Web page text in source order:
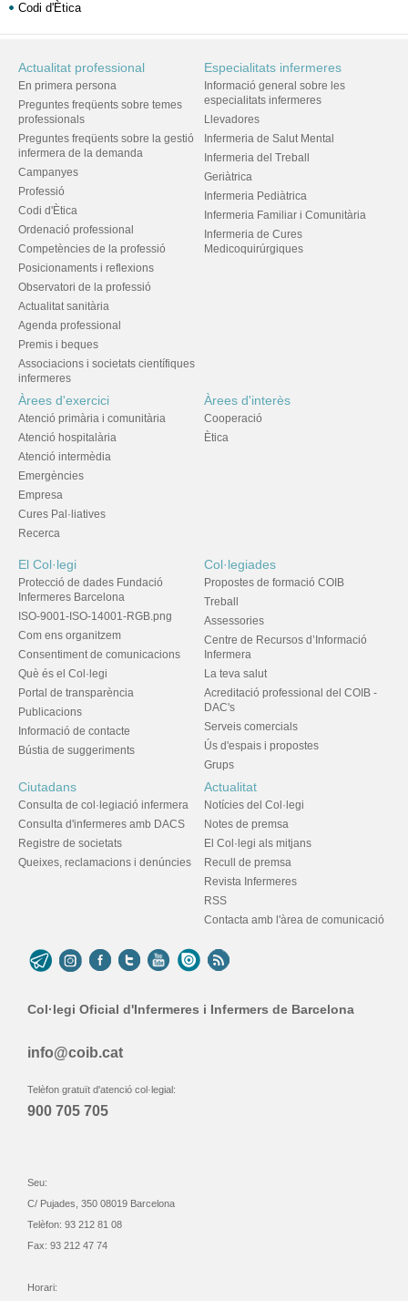
Codi d'Ètica
Actualitat professional
En primera persona
Preguntes freqüents sobre temes
professionals
Preguntes freqüents sobre la gestió
infermera de la demanda
Campanyes
Professió
Codi d'Ètica
Ordenació professional
Competències de la professió
Posicionaments i reflexions
Observatori de la professió
Actualitat sanitària
Agenda professional
Premis i beques
Associacions i societats científiques
infermeres
Especialitats infermeres
Informació general sobre les
especialitats infermeres
Llevadores
Infermeria de Salut Mental
Infermeria del Treball
Geriàtrica
Infermeria Pediàtrica
Infermeria Familiar i Comunitària
Infermeria de Cures
Medicoquirúrgiques
Àrees d'exercici
Atenció primària i comunitària
Atenció hospitalària
Atenció intermèdia
Emergències
Empresa
Cures Pal·liatives
Recerca
Àrees d'interès
Cooperació
Ètica
El Col·legi
Protecció de dades Fundació
Infermeres Barcelona
ISO-9001-ISO-14001-RGB.png
Com ens organitzem
Consentiment de comunicacions
Què és el Col·legi
Portal de transparència
Publicacions
Informació de contacte
Bústia de suggeriments
Col·legiades
Propostes de formació COIB
Treball
Assessories
Centre de Recursos d’Informació
Infermera
La teva salut
Acreditació professional del COIB -
DAC's
Serveis comercials
Ús d'espais i propostes
Grups
Ciutadans
Consulta de col·legiació infermera
Consulta d'infermeres amb DACS
Registre de societats
Queixes, reclamacions i denúncies
Actualitat
Notícies del Col·legi
Notes de premsa
El Col·legi als mitjans
Recull de premsa
Revista Infermeres
RSS
Contacta amb l'àrea de comunicació
Col·legi Oficial d'Infermeres i Infermers de Barcelona
info@coib.cat
Telèfon gratuït d'atenció col·legial:
900 705 705
Seu:
C/ Pujades, 350 08019 Barcelona
Telèfon: 93 212 81 08
Fax: 93 212 47 74
Horari: